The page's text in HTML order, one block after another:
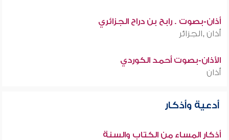
أذان-بصوت . رابح بن دراح الجزائري
أذان ,الجزائر
الأذان-بصوت أحمد الكوردي
أذان
أدعية وأذكار
أذكار المساء من الكتاب والسنة